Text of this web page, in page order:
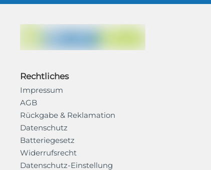
Rechtliches
Impressum
AGB
Rückgabe & Reklamation
Datenschutz
Batteriegesetz
Widerrufsrecht
Datenschutz-Einstellung